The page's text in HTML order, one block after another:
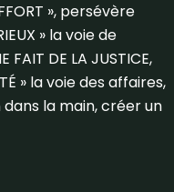
», persévère
» la voie de
FAIT DE LA JUSTICE,
» la voie des affaires,
la main, créer un